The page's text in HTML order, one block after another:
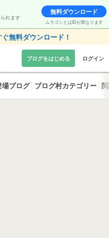
れます
無料ダウンロード
ムラゴンとはIDが異なります
無料ダウンロード！
ブログをはじめる ログイン
場ブログ ブログ村カテゴリー